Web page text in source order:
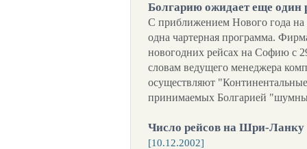
Болгарию ожидает еще один
С приближением Нового года на
одна чартерная программа.
новогодних рейсах на Софию с
словам ведущего менеджера
осуществляют
принимаемых Болгарией
Число рейсов на Шри-Ланку
[10.12.2002]